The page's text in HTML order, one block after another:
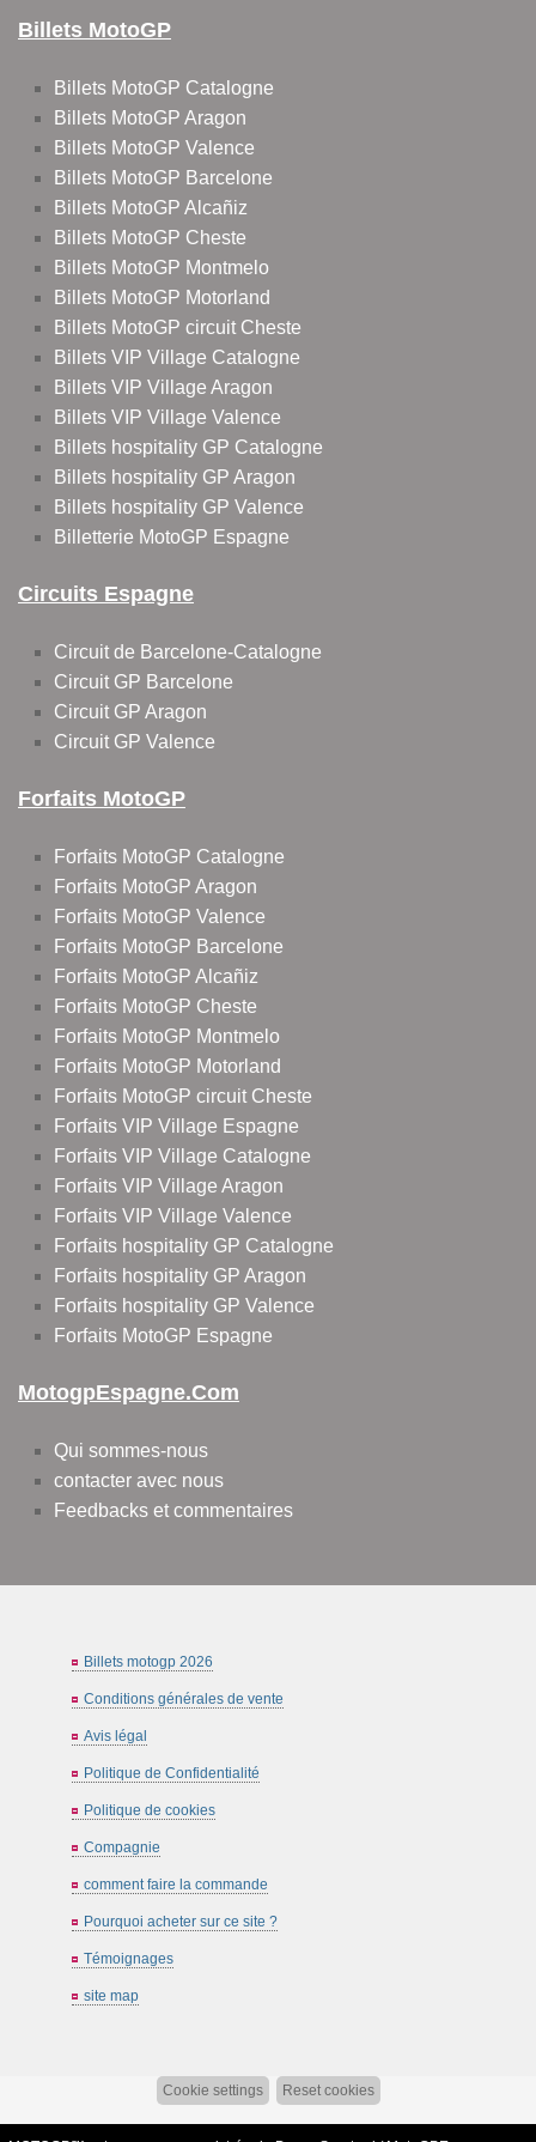
Billets MotoGP
Billets MotoGP Catalogne
Billets MotoGP Aragon
Billets MotoGP Valence
Billets MotoGP Barcelone
Billets MotoGP Alcañiz
Billets MotoGP Cheste
Billets MotoGP Montmelo
Billets MotoGP Motorland
Billets MotoGP circuit Cheste
Billets VIP Village Catalogne
Billets VIP Village Aragon
Billets VIP Village Valence
Billets hospitality GP Catalogne
Billets hospitality GP Aragon
Billets hospitality GP Valence
Billetterie MotoGP Espagne
Circuits Espagne
Circuit de Barcelone-Catalogne
Circuit GP Barcelone
Circuit GP Aragon
Circuit GP Valence
Forfaits MotoGP
Forfaits MotoGP Catalogne
Forfaits MotoGP Aragon
Forfaits MotoGP Valence
Forfaits MotoGP Barcelone
Forfaits MotoGP Alcañiz
Forfaits MotoGP Cheste
Forfaits MotoGP Montmelo
Forfaits MotoGP Motorland
Forfaits MotoGP circuit Cheste
Forfaits VIP Village Espagne
Forfaits VIP Village Catalogne
Forfaits VIP Village Aragon
Forfaits VIP Village Valence
Forfaits hospitality GP Catalogne
Forfaits hospitality GP Aragon
Forfaits hospitality GP Valence
Forfaits MotoGP Espagne
MotogpEspagne.com
Qui sommes-nous
contacter avec nous
Feedbacks et commentaires
Billets motogp 2026
Conditions générales de vente
Avis légal
Politique de Confidentialité
Politique de cookies
Compagnie
comment faire la commande
Pourquoi acheter sur ce site ?
Témoignages
site map
Cookie settings Reset cookies